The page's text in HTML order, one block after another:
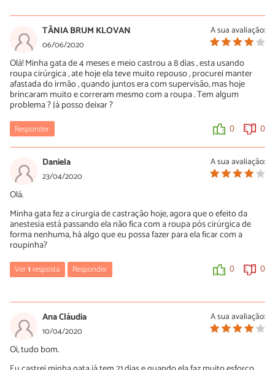
A minha também veio sem curativo, porém com a roupa
cirúrgica para proteger.
0
21/05/2021
a minha foi castrada ontem ela fica solta no terreno onde
trabalho, eu cuido dela, ela nao quer comer desde cedo, estou
preocupada tb...
0
A sua avaliação:
TÂNIA BRUM KLOVAN
06/06/2020
Olá! Minha gata de 4 meses e meio castrou a 8 dias , esta usando
roupa cirúrgica , ate hoje ela teve muito repouso , procurei manter
afastada do irmão , quando juntos era com supervisão, mas hoje
brincaram muito e correram mesmo com a roupa . Tem algum
problema ? Já posso deixar ?
Responder 0 0
A sua avaliação:
Daniela
23/04/2020
Olá.
Minha gata fez a cirurgia de castração hoje, agora que o efeito da
anestesia está passando ela não fica com a roupa pós cirúrgica de
forma nenhuma, há algo que eu possa fazer para ela ficar com a
roupinha?
Ver1resposta Responder 0 0
03/07/2020
Sei que é um pouco tarde, mas caso alguém esteja afim de uma
resposta: Minha gata não estava ficando com a roupinha, ficava
muito arisca e assustada. Pra isso fiz uma roupinha com MEIA,
tem uns tutoriais bem interessantes na internet.
A sua avaliação:
Ana Cláudia
10/04/2020
Oi, tudo bom.